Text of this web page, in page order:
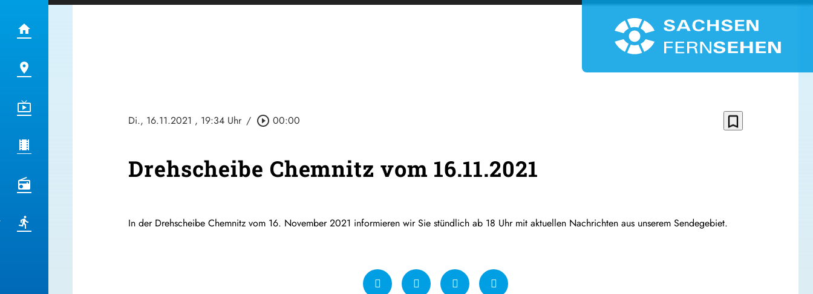
Di., 16.11.2021 , 19:34 Uhr / play_circle_outline 00:00 bookmark_border
Drehscheibe Chemnitz vom 16.11.2021
In der Drehscheibe Chemnitz vom 16. November 2021 informieren wir Sie stündlich ab 18 Uhr mit aktuellen Nachrichten aus unserem Sendegebiet.